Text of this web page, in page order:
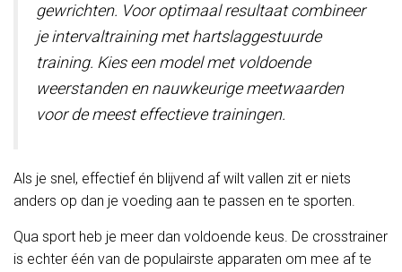
gewrichten. Voor optimaal resultaat combineer
je intervaltraining met hartslaggestuurde
training. Kies een model met voldoende
weerstanden en nauwkeurige meetwaarden
voor de meest effectieve trainingen.
Als je snel, effectief én blijvend af wilt vallen zit er niets
anders op dan je voeding aan te passen en te sporten.
Qua sport heb je meer dan voldoende keus. De crosstrainer
is echter één van de populairste apparaten om mee af te